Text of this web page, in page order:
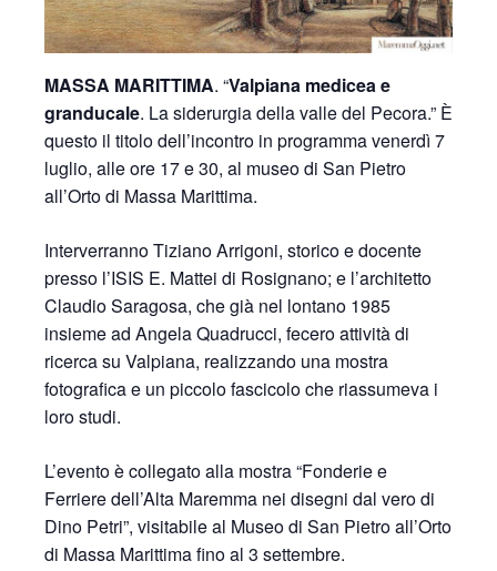
MASSA MARITTIMA. “Valpiana medicea e
granducale. La siderurgia della valle del Pecora.” È
questo il titolo dell’incontro in programma venerdì 7
luglio, alle ore 17 e 30, al museo di San Pietro
all’Orto di Massa Marittima.
Interverranno Tiziano Arrigoni, storico e docente
presso l’ISIS E. Mattei di Rosignano; e l’architetto
Claudio Saragosa, che già nel lontano 1985
insieme ad Angela Quadrucci, fecero attività di
ricerca su Valpiana, realizzando una mostra
fotografica e un piccolo fascicolo che riassumeva i
loro studi.
L’evento è collegato alla mostra “Fonderie e
Ferriere dell’Alta Maremma nei disegni dal vero di
Dino Petri”, visitabile al Museo di San Pietro all’Orto
di Massa Marittima fino al 3 settembre.